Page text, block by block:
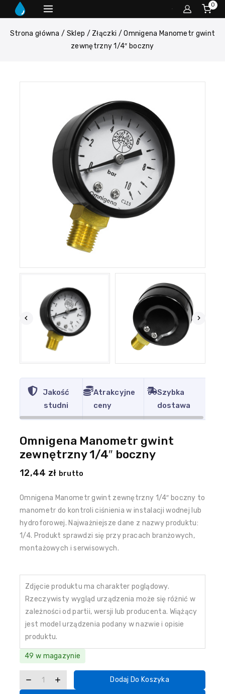
0
Strona główna / Sklep / Złączki / Omnigena Manometr gwint
zewnętrzny 1/4″ boczny
Jakość
studni
Atrakcyjne
ceny
Szybka
dostawa
Omnigena Manometr gwint
zewnętrzny 1/4″ boczny
12,44 zł brutto
Omnigena Manometr gwint zewnętrzny 1/4″ boczny to
manometr do kontroli ciśnienia w instalacji wodnej lub
hydroforowej. Najważniejsze dane z nazwy produktu:
1/4. Produkt sprawdzi się przy pracach branżowych,
montażowych i serwisowych.
Zdjęcie produktu ma charakter poglądowy.
Rzeczywisty wygląd urządzenia może się różnić w
zależności od partii, wersji lub producenta. Wiążący
jest model urządzenia podany w nazwie i opisie
produktu.
49 w magazynie
Dodaj Do Koszyka